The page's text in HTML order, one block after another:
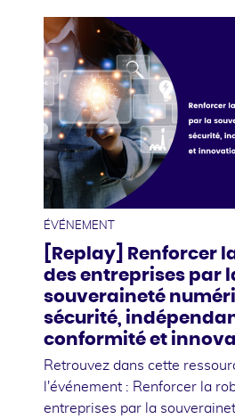
ÉVÉNEMENT
[Replay] Renforcer
des entreprises par
souveraineté
sécurité,
conformité et
Retrouvez dans cette
l'événement : Renforcer la
entreprises par la